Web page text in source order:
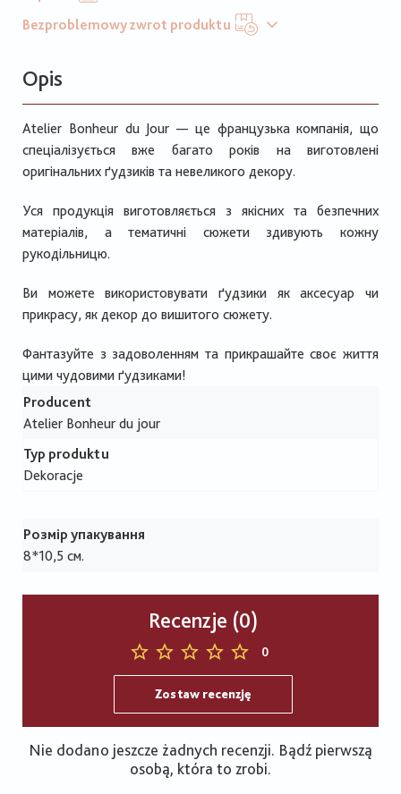
Bezproblemowy zwrot produktu
Opis
Atelier Bonheur du Jour — це французька компанія, що
спеціалізується вже багато років на виготовлені
оригінальних ґудзиків та невеликого декору.
Уся продукція виготовляється з якісних та безпечних
матеріалів, а тематичні сюжети здивують кожну
рукодільницю.
Ви можете використовувати ґудзики як аксесуар чи
прикрасу, як декор до вишитого сюжету.
Фантазуйте з задоволенням та прикрашайте своє життя
цими чудовими ґудзиками!
Producent
Atelier Bonheur du jour
Typ produktu
Dekoracje
Розмір упакування
8*10,5 см.
Recenzje (0)
0
Zostaw recenzję
Nie dodano jeszcze żadnych recenzji. Bądź pierwszą
osobą, która to zrobi.